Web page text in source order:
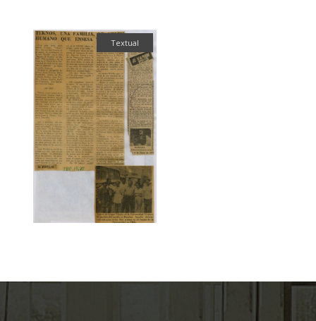
Textual